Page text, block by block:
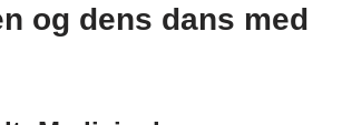
og dens dans med